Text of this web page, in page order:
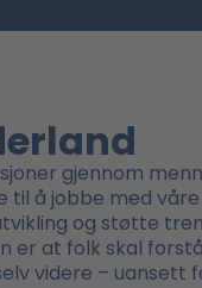
gjennom
til å jobbe med
og støtte
er at folk skal
videre – uansett